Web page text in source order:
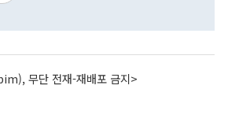
무단 전재-재배포 금지>